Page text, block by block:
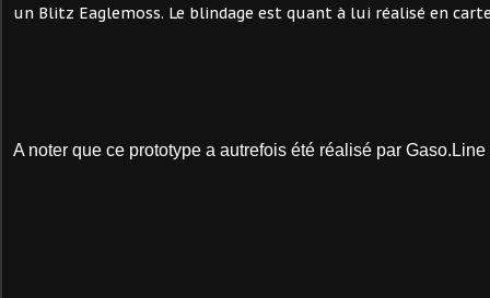
un Blitz Eaglemoss. Le blindage est quant à lui réalisé en
A noter que ce prototype a autrefois été réalisé par